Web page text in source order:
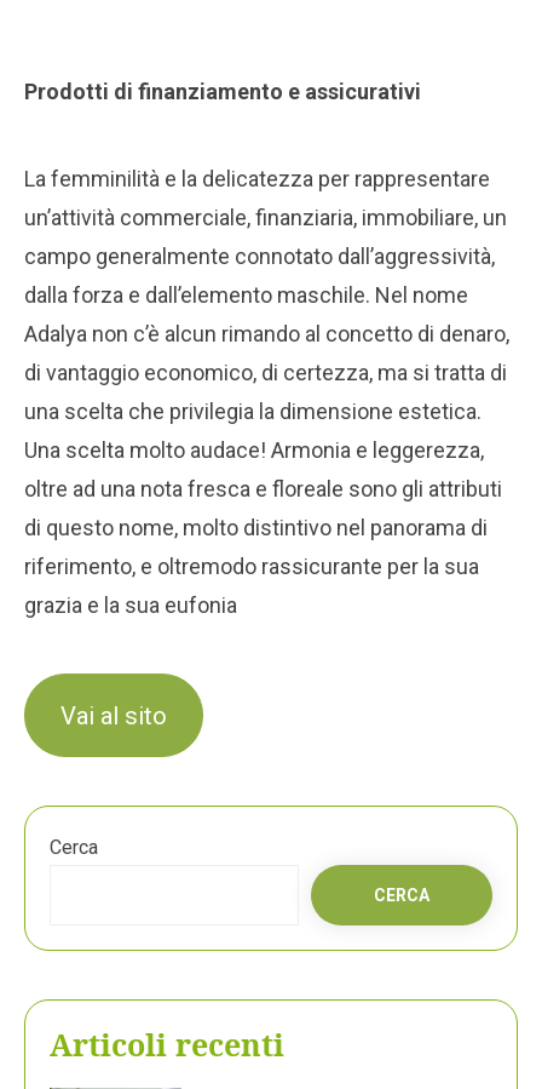
Prodotti di finanziamento e assicurativi
La femminilità e la delicatezza per rappresentare
un’attività commerciale, finanziaria, immobiliare, un
campo generalmente connotato dall’aggressività,
dalla forza e dall’elemento maschile. Nel nome
Adalya non c’è alcun rimando al concetto di denaro,
di vantaggio economico, di certezza, ma si tratta di
una scelta che privilegia la dimensione estetica.
Una scelta molto audace! Armonia e leggerezza,
oltre ad una nota fresca e floreale sono gli attributi
di questo nome, molto distintivo nel panorama di
riferimento, e oltremodo rassicurante per la sua
grazia e la sua eufonia
Vai al sito
Cerca
CERCA
Articoli recenti